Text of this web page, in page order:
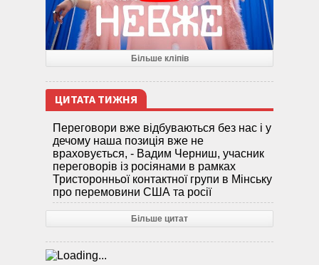
Більше кліпів
ЦИТАТА ТИЖНЯ
Переговори вже відбуваються без нас і у
дечому наша позиція вже не
враховується, - Вадим Черниш, учасник
переговорів із росіянами в рамках
Тристоронньої контактної групи в Мінську
про перемовини США та росії
Більше цитат